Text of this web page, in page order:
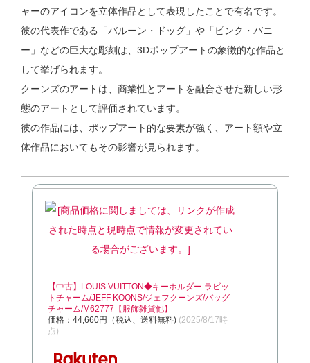
ャーのアイコンを立体作品として表現したことで有名です。
彼の代表作である「バルーン・ドッグ」や「ピンク・バニ
ー」などの巨大な彫刻は、3Dポップアートの象徴的な作品と
して挙げられます。
クーンズのアートは、商業性とアートを融合させた新しい形
態のアートとして評価されています。
彼の作品には、ポップアート的な要素が強く、アート額や立
体作品においてもその影響が見られます。
【中古】LOUIS VUITTON◆キーホルダー ラビッ
トチャーム/JEFF KOONS/ジェフクーンズ/バッグ
チャーム/M62777【服飾雑貨他】
価格：44,660円（税込、送料無料) (2025/8/17時
点)